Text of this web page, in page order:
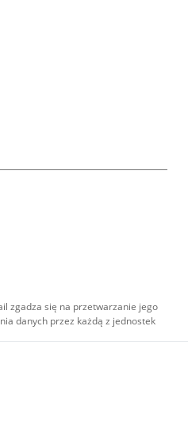
zgadza się na przetwarzanie jego
danych przez każdą z jednostek